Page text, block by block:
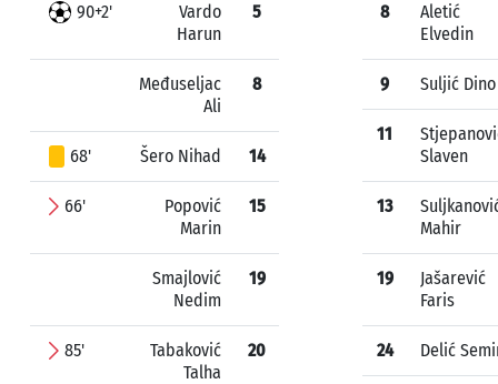
90+2'
Vardo
Harun
5
Međuseljac
Ali
8
68' Šero Nihad 14
66'
Popović
Marin
15
Smajlović
Nedim
19
85'
Tabaković
Talha
20
8
Aletić
Elvedin
9 Suljić Dino
11
Slaven
13
Mahir
19
Jašarević
Faris
24 Delić